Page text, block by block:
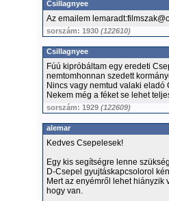
Csillagnyee
Az emailem
sorszám: 1930 (122610)
Csillagnyee
Fúú kipróbáltam egy eredeti
nemtomhonnan szedett
Nincs vagy nemtud valaki eladó
Nekem még a féket se lehet
sorszám: 1929 (122609)
alemar
Kedves Csepelesek!
Egy kis segítségre lenne
D-Csepel gyujtáskapcsolorol
Mert az enyémről lehet
hogy van.